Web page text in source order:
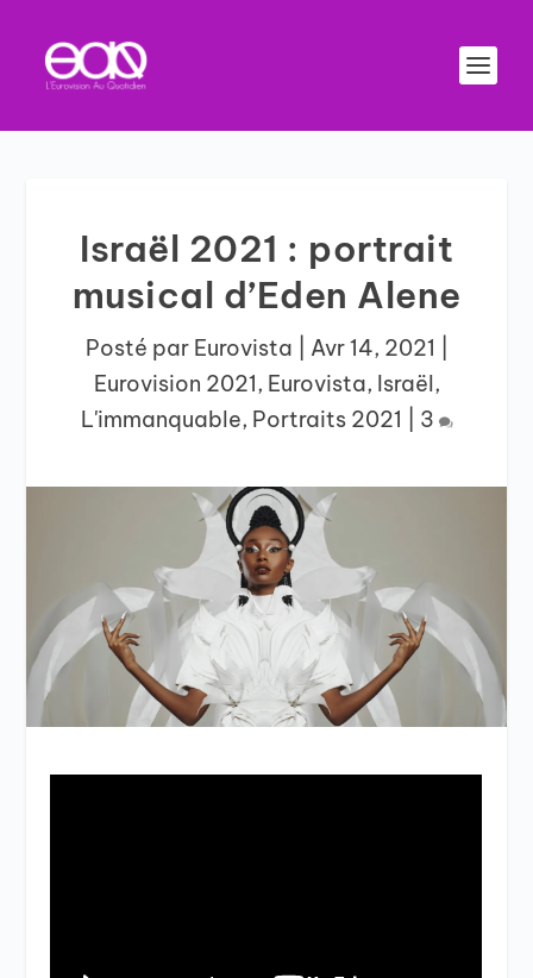
Israël 2021 : portrait
musical d’Eden Alene
Posté par Eurovista Avr 14, 2021
Eurovision 2021, Eurovista, Israël,
L'immanquable, Portraits 2021 3